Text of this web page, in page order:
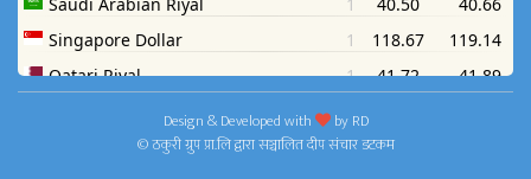
Design & Developed with byRD
© ठकुरी ग्रुप प्रा.लि द्वारा सञ्चालित दीप संचार डटकम